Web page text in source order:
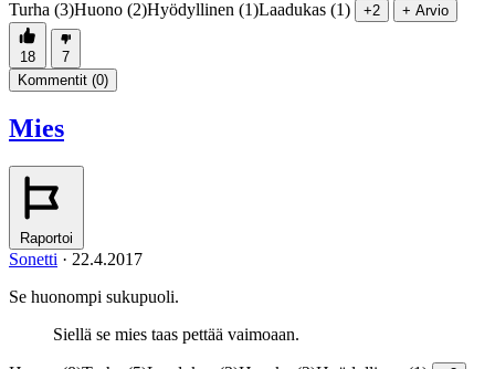
Turha (3)Huono (2)Hyödyllinen (1)Laadukas (1) +2 + Arvio
18
7
Kommentit (0)
Mies
Raportoi
Sonetti · 22.4.2017
Se huonompi sukupuoli.
Siellä se mies taas pettää vaimoaan.